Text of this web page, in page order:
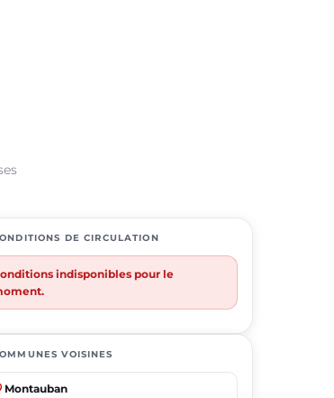
DE CIRCULATION
indisponibles pour le
VOISINES
Montauban